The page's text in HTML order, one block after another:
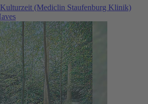
(Mediclin Staufenburg Klinik)